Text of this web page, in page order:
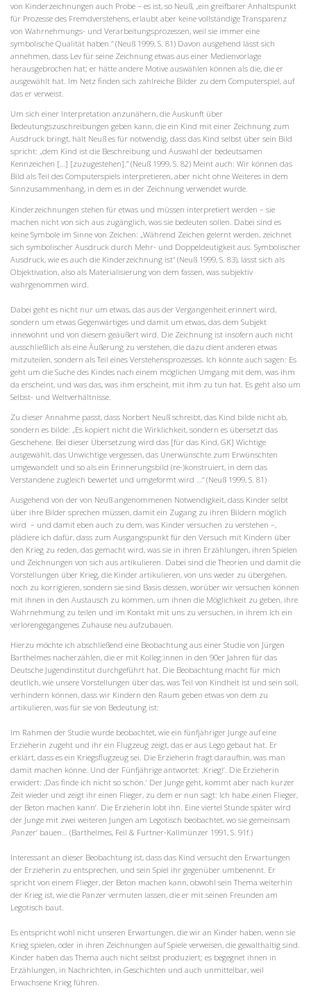
von Kinderzeichnungen auch Probe – es ist, so Neuß, „ein greifbarer Anhaltspunkt
für Prozesse des Fremdverstehens, erlaubt aber keine vollständige Transparenz
von Wahrnehmungs- und Verarbeitungsprozessen, weil sie immer eine
symbolische Qualität haben.“ (Neuß 1999, S. 81) Davon ausgehend lässt sich
annehmen, dass Lev für seine Zeichnung etwas aus einer Medienvorlage
herausgebrochen hat; er hätte andere Motive auswählen können als die, die er
ausgewählt hat. Im Netz finden sich zahlreiche Bilder zu dem Computerspiel, auf
das er verweist.
Um sich einer Interpretation anzunähern, die Auskunft über
Bedeutungszuschreibungen geben kann, die ein Kind mit einer Zeichnung zum
Ausdruck bringt, hält Neuß es für notwendig, dass das Kind selbst über sein Bild
spricht: „dem Kind ist die Beschreibung und Auswahl der bedeutsamen
Kennzeichen […] [zuzugestehen].“ (Neuß 1999, S. 82) Meint auch: Wir können das
Bild als Teil des Computerspiels interpretieren, aber nicht ohne Weiteres in dem
Sinnzusammenhang, in dem es in der Zeichnung verwendet wurde.
Kinderzeichnungen stehen für etwas und müssen interpretiert werden – sie
machen nicht von sich aus zugänglich, was sie bedeuten sollen. Dabei sind es
keine Symbole im Sinne von Zeichen: „Während Zeichen gelernt werden, zeichnet
sich symbolischer Ausdruck durch Mehr- und Doppeldeutigkeit aus. Symbolischer
Ausdruck, wie es auch die Kinderzeichnung ist“ (Neuß 1999, S. 83), lässt sich als
Objektivation, also als Materialisierung von dem fassen, was subjektiv
wahrgenommen wird.
Dabei geht es nicht nur um etwas, das aus der Vergangenheit erinnert wird,
sondern um etwas Gegenwärtiges und damit um etwas, das dem Subjekt
innewohnt und von diesem geäußert wird. Die Zeichnung ist insofern auch nicht
ausschließlich als eine Äußerung zu verstehen, die dazu dient anderen etwas
mitzuteilen, sondern als Teil eines Verstehensprozesses. Ich könnte auch sagen: Es
geht um die Suche des Kindes nach einem möglichen Umgang mit dem, was ihm
da erscheint, und was das, was ihm erscheint, mit ihm zu tun hat. Es geht also um
Selbst- und Weltverhältnisse.
Zu dieser Annahme passt, dass Norbert Neuß schreibt, das Kind bilde nicht ab,
sondern es bilde: „Es kopiert nicht die Wirklichkeit, sondern es übersetzt das
Geschehene. Bei dieser Übersetzung wird das [für das Kind, GK] Wichtige
ausgewählt, das Unwichtige vergessen, das Unerwünschte zum Erwünschten
umgewandelt und so als ein Erinnerungsbild (re-)konstruiert, in dem das
Verstandene zugleich bewertet und umgeformt wird …“ (Neuß 1999, S. 81)
Ausgehend von der von Neuß angenommenen Notwendigkeit, dass Kinder selbt
über ihre Bilder sprechen müssen, damit ein Zugang zu ihren Bildern möglich
wird – und damit eben auch zu dem, was Kinder versuchen zu verstehen –,
plädiere ich dafür, dass zum Ausgangspunkt für den Versuch mit Kindern über
den Krieg zu reden, das gemacht wird, was sie in ihren Erzählungen, ihren Spielen
und Zeichnungen von sich aus artikulieren. Dabei sind die Theorien und damit die
Vorstellungen über Krieg, die Kinder artikulieren, von uns weder zu übergehen,
noch zu korrigieren, sondern sie sind Basis dessen, worüber wir versuchen können
mit ihnen in den Austausch zu kommen, um ihnen die Möglichkeit zu geben, ihre
Wahrnehmung zu teilen und im Kontakt mit uns zu versuchen, in ihrem Ich ein
verlorengegangenes Zuhause neu aufzubauen.
Hierzu möchte ich abschließend eine Beobachtung aus einer Studie von Jürgen
Barthelmes nacherzählen, die er mit Kolleg:innen in den 90er Jahren für das
Deutsche Jugendinstitut durchgeführt hat. Die Beobachtung macht für mich
deutlich, wie unsere Vorstellungen über das, was Teil von Kindheit ist und sein soll,
verhindern können, dass wir Kindern den Raum geben etwas von dem zu
artikulieren, was für sie von Bedeutung ist:
Im Rahmen der Studie wurde beobachtet, wie ein fünfjähriger Junge auf eine
Erzieherin zugeht und ihr ein Flugzeug zeigt, das er aus Lego gebaut hat. Er
erklärt, dass es ein Kriegsflugzeug sei. Die Erzieherin fragt daraufhin‚ was man
damit machen könne. Und der Fünfjährige antwortet: ‚Krieg!‘. Die Erzieherin
erwidert: ‚Das finde ich nicht so schön.‘ Der Junge geht, kommt aber nach kurzer
Zeit wieder und zeigt ihr einen Flieger, zu dem er nun sagt: Ich habe ‚einen Flieger,
der Beton machen kann‘. Die Erzieherin lobt ihn. Eine viertel Stunde später wird
der Junge mit zwei weiteren Jungen am Legotisch beobachtet, wo sie gemeinsam
‚Panzer‘ bauen… (Barthelmes, Feil & Furtner-Kallmünzer 1991, S. 91f.)
Interessant an dieser Beobachtung ist, dass das Kind versucht den Erwartungen
der Erzieherin zu entsprechen, und sein Spiel ihr gegenüber umbenennt. Er
spricht von einem Flieger, der Beton machen kann, obwohl sein Thema weiterhin
der Krieg ist, wie die Panzer vermuten lassen, die er mit seinen Freunden am
Legotisch baut.
Es entspricht wohl nicht unseren Erwartungen, die wir an Kinder haben, wenn sie
Krieg spielen, oder in ihren Zeichnungen auf Spiele verweisen, die gewalthaltig sind.
Kinder haben das Thema auch nicht selbst produziert; es begegnet ihnen in
Erzählungen, in Nachrichten, in Geschichten und auch unmittelbar, weil
Erwachsene Krieg führen.